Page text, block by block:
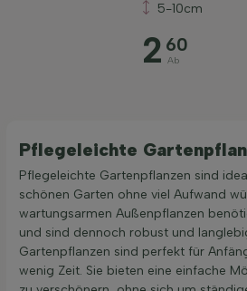
5-10cm
2 60
Ab
Pflegeleichte
Pflegeleichte Gartenpflanzen sind
schönen Garten ohne viel Aufwand
wartungsarmen Außenpflanzen
und sind dennoch robust und
Gartenpflanzen sind perfekt für
wenig Zeit. Sie bieten eine einfache